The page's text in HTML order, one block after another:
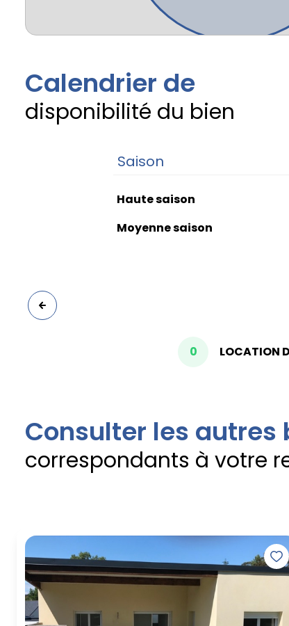
Calendrier de
disponibilité du bien
Saison
Haute saison
Moyenne saison
0 LOCATION
Consulter les autres
correspondants à votre